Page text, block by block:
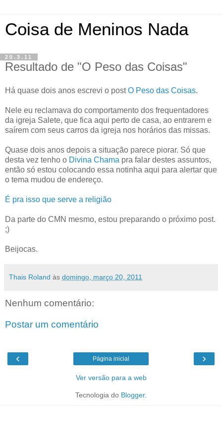
Coisa de Meninos Nada
20.3.11
Resultado de "O Peso das Coisas"
Há quase dois anos escrevi o postO Peso das Coisas.
Nele eu reclamava do comportamento dos frequentadores
da igreja Salete, que fica aqui perto de casa, ao entrarem e
saírem com seus carros da igreja nos horários das missas.
Quase dois anos depois a situação parece piorar. Só que
desta vez tenho o Divina Chama pra falar destes assuntos,
então só estou colocando essa notinha aqui para alertar que
o tema mudou de endereço.
É pra isso que serve a religião
Da parte do CMN mesmo, estou preparando o próximo post.
;)
Beijocas.
Thais Roland às domingo, março 20, 2011
Nenhum comentário:
Postar um comentário
‹ ›
Página inicial
Ver versão para a web
Tecnologia do Blogger.